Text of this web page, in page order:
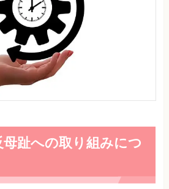
趾への取り組みにつ